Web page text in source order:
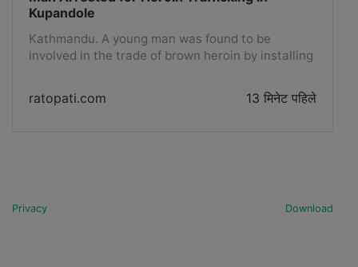
Kupandole
Kathmandu. A young man was found to be
involved in the trade of brown heroin by installing
trafficker who used CCTV to avoid arrest and
even deployed dogs was arrested in an operation
Bohora of the Narcotics Control Bureau told
ratopati.com 13 मिनेट पहिले
Privacy Download